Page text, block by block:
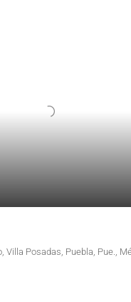
Villa Posadas, Puebla, Pue.,